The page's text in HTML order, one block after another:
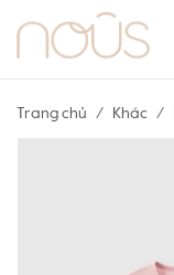
Trang chủ Khác